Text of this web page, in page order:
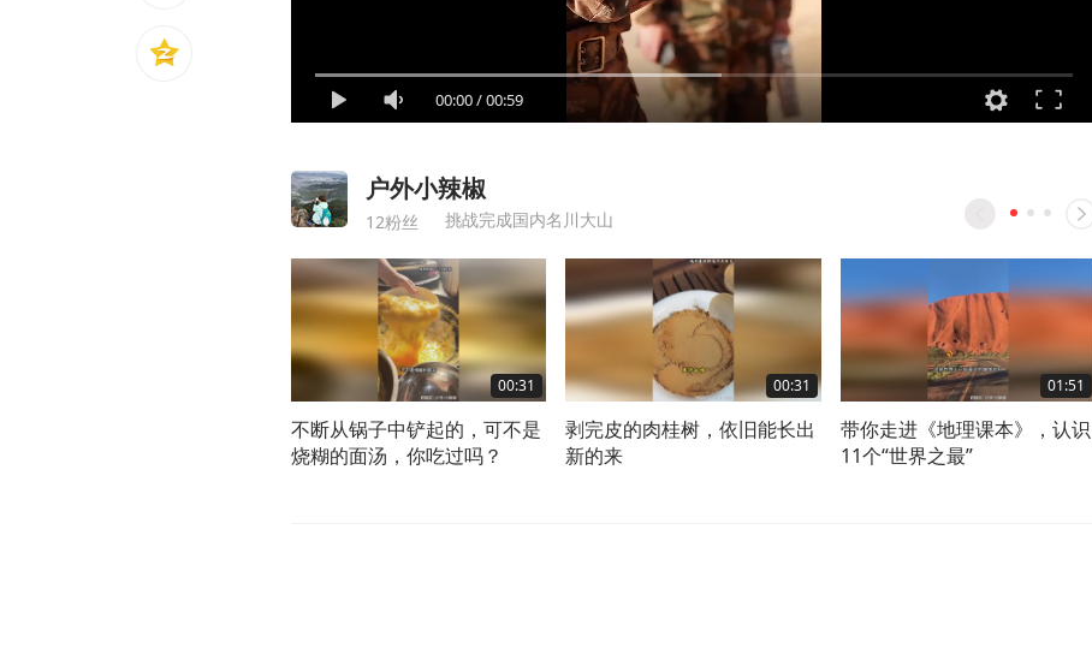
00:00/00:59
户外小辣椒
12粉丝 挑战完成国内名川大山
00:31
不断从锅子中铲起的，可不是
烧糊的面汤，你吃过吗？
00:31
剥完皮的肉桂树，依旧能长出
新的来
01:51
带你走进《地理课本》，认识
11个“世界之最”